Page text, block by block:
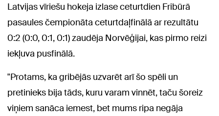
Latvijas vīriešu hokeja izlase ceturtdien Fribūrā
pasaules čempionāta ceturtdaļfinālā ar rezultātu
0:2 (0:0, 0:1, 0:1) zaudēja Norvēģijai, kas pirmo reizi
iekļuva pusfinālā.
"Protams, ka gribējās uzvarēt arī šo spēli un
pretinieks bija tāds, kuru varam vinnēt, taču šoreiz
viņiem sanāca iemest, bet mums ripa negāja